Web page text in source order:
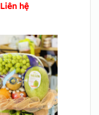
Liên hệ